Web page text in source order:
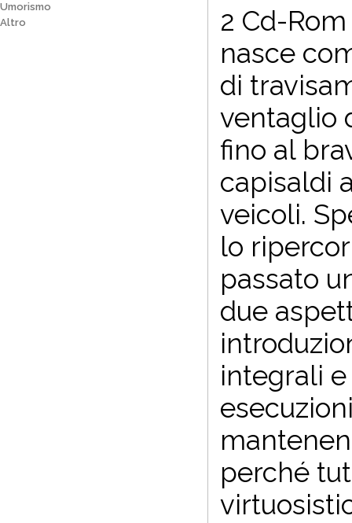
Umorismo
Altro
2 Cd-
nasce
di
ventaglio
fino al
capisaldi
veicoli.
lo
passato
due
integrali
perché